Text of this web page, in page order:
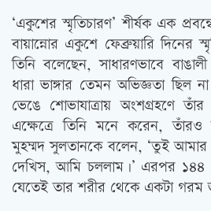
‘একুশের স্মৃতিচারণ’ শীর্ষক এক
বায়ান্নোর একুশে ফেব্রুয়ারি দিনের
তিনি বলেছেন, সাধারণভাবে
ধারা ভাঙ্গার তেমন অভিজ্ঞতা ছিল
ভেঙে শোভাযাত্রায় অংশগ্রহণে
এক্ষেত্রে তিনি মনে করেন,
মুহম্মদ সুলতানকে বলেন, ‘তুই আমার
দেখিস, আমি চললাম।’ এরপর ১৪৪
যেতেই তার শরীর থেকে একটা গরম